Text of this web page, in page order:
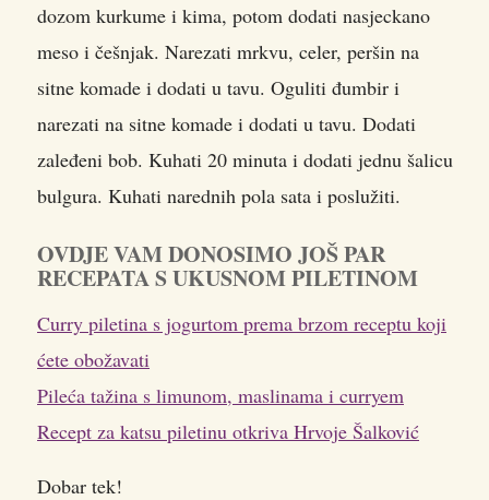
dozom kurkume i kima, potom dodati nasjeckano
meso i češnjak. Narezati mrkvu, celer, peršin na
sitne komade i dodati u tavu. Oguliti đumbir i
narezati na sitne komade i dodati u tavu. Dodati
zaleđeni bob. Kuhati 20 minuta i dodati jednu šalicu
bulgura. Kuhati narednih pola sata i poslužiti.
OVDJE VAM DONOSIMO JOŠ PAR
RECEPATA S UKUSNOM PILETINOM
Curry piletina s jogurtom prema brzom receptu koji
ćete obožavati
Pileća tažina s limunom, maslinama i curryem
Recept za katsu piletinu otkriva Hrvoje Šalković
Dobar tek!